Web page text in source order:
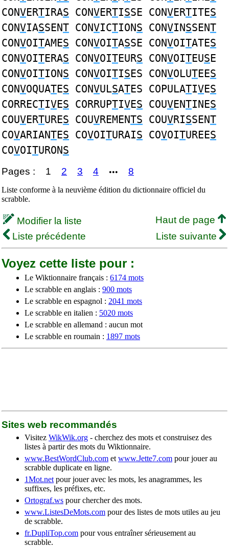
CONVERTIRAS CONVERTISSE CONVERTITES
CONVIASSENT CONVICTIONS CONVINSSENT
CONVOITAMES CONVOITASSE CONVOITATES
CONVOITERAS CONVOITEURS CONVOITEUSE
CONVOITIONS CONVOITISES CONVOLUTEES
CONVOQUATES CONVULSATES COPULATIVES
CORRECTIVES CORRUPTIVES COUVENTINES
COUVERTURES COUVREMENTS COUVRISSENT
COVARIANTES COVOITURAIS COVOITUREES
COVOITURONS
Pages : 1 2 3 4 ••• 8
Liste conforme à la neuvième édition du dictionnaire officiel du
scrabble.
Modifier la liste
Haut de page
Liste précédente
Liste suivante
Voyez cette liste pour :
Le Wiktionnaire français : 6174 mots
Le scrabble en anglais : 900 mots
Le scrabble en espagnol : 2041 mots
Le scrabble en italien : 5020 mots
Le scrabble en allemand : aucun mot
Le scrabble en roumain : 1897 mots
Sites web recommandés
Visitez WikWik.org - cherchez des mots et construisez des
listes à partir des mots du Wiktionnaire.
www.BestWordClub.com et www.Jette7.com pour jouer au
scrabble duplicate en ligne.
1Mot.net pour jouer avec les mots, les anagrammes, les
suffixes, les préfixes, etc.
Ortograf.ws pour chercher des mots.
www.ListesDeMots.com pour des listes de mots utiles au jeu
de scrabble.
fr.DupliTop.com pour vous entraîner sérieusement au
scrabble.